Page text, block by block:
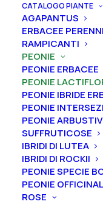
CATALOGO PIANTE
AGAPANTUS
ERBACEE PERENNI
RAMPICANTI
PEONIE
PEONIE ERBACEE
PEONIE
PEONIE IBRIDE
PEONIE
PEONIE
SUFFRUTICOSE
IBRIDI DI LUTEA
IBRIDI DI ROCKII
PEONIE SPECIE
PEONIE
ROSE
Home Peonie
Peonia lactiflora